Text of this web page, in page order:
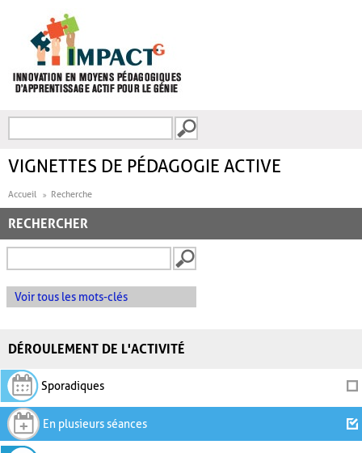
FORMULAIRE DE
VIGNETTES DE PÉDAGOGIE ACTIVE
Accueil Recherche
RECHERCHER
Voir tous les mots-clés
DÉROULEMENT DE L'ACTIVITÉ
Sporadiques
En plusieurs séances